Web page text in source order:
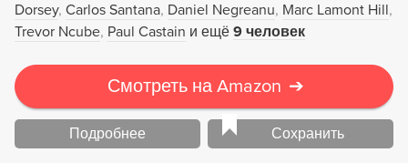
любви. Приняв этот новый кодекс поведения, вы
сможете по-настоящему изменить свою жизнь и
помните: мы здесь для того, чтобы жить, быть
счастливыми и любить.
Dorsey Carlos Santana Daniel Negreanu Marc Lamont Hill
Trevor Ncube Paul Castain и ещё 9 человек
Смотреть на Amazon ➔
Подробнее Сохранить